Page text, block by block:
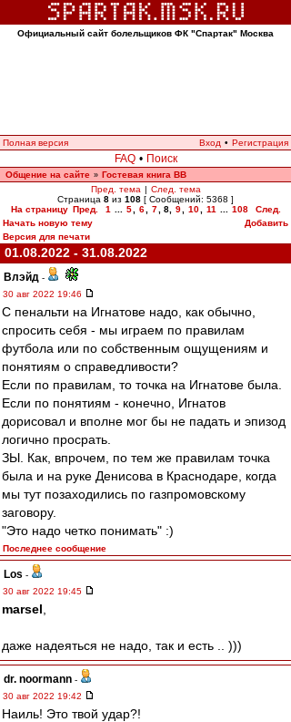
Официальный сайт болельщиков ФК "Спартак" Москва
Полная версия Вход • Регистрация
FAQ • Поиск
Общение на сайте » Гостевая книга ВВ
Пред. тема | След. тема
Страница 8 из 108 [ Сообщений: 5368 ]
На страницу Пред. 1 5 6 7 8, 9 10 11 108
След.
Начать новую тему
Добавить
Версия для печати
01.08.2022 - 31.08.2022
Влэйд -
30 авг 2022 19:46
С пенальти на Игнатове надо, как обычно,
спросить себя - мы играем по правилам
футбола или по собственным ощущениям и
понятиям о справедливости?
Если по правилам, то точка на Игнатове была.
Если по понятиям - конечно, Игнатов
дорисовал и вполне мог бы не падать и эпизод
логично просрать.
ЗЫ. Как, впрочем, по тем же правилам точка
была и на руке Денисова в Краснодаре, когда
мы тут позаходились по газпромовскому
заговору.
"Это надо четко понимать" :)
Последнее сообщение
Los -
30 авг 2022 19:45
marsel
даже надеяться не надо, так и есть .. )))
dr. noormann -
30 авг 2022 19:42
Наиль! Это твой удар?!